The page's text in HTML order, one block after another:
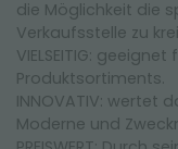
die Möglichkeit die
Verkaufsstelle zu
VIELSEITIG:
Produktsortiments.
INNOVATIV: wertet
Moderne und